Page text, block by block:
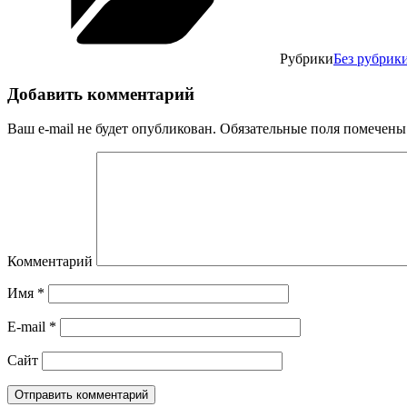
РубрикиБез
Добавить комментарий
Ваш e-mail не будет опубликован. Обязательные поля помечены
Комментарий
Имя *
E-mail *
Сайт